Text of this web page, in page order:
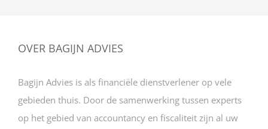
OVER BAGIJN ADVIES
Bagijn Advies is als financiële dienstverlener op vele
gebieden thuis. Door de samenwerking tussen experts
op het gebied van accountancy en fiscaliteit zijn al uw